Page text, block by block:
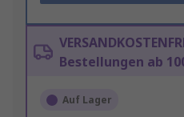
Bestellungen ab
Auf Lager